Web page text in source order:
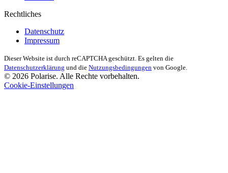
Rechtliches
Datenschutz
Impressum
Dieser Website ist durch reCAPTCHA geschützt. Es gelten die
Datenschutzerklärung und die Nutzungsbedingungen von Google.
© 2026 Polarise. Alle Rechte vorbehalten.
Cookie-Einstellungen